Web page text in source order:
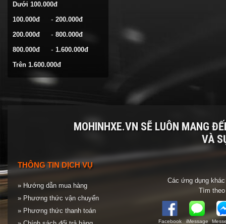
Dưới 100.000đ
100.000đ
- 200.000đ
200.000đ
- 800.000đ
800.000đ
- 1.600.000đ
Trên 1.600.000đ
MOHINHXE.VN SẼ LUÔN MANG
VÀ
THÔNG TIN DỊCH VỤ
» Hướng dẫn mua hàng
» Phương thức vận chuyển
» Phương thức thanh toán
Các ứng dụng
Tìm
Facebook iMessage